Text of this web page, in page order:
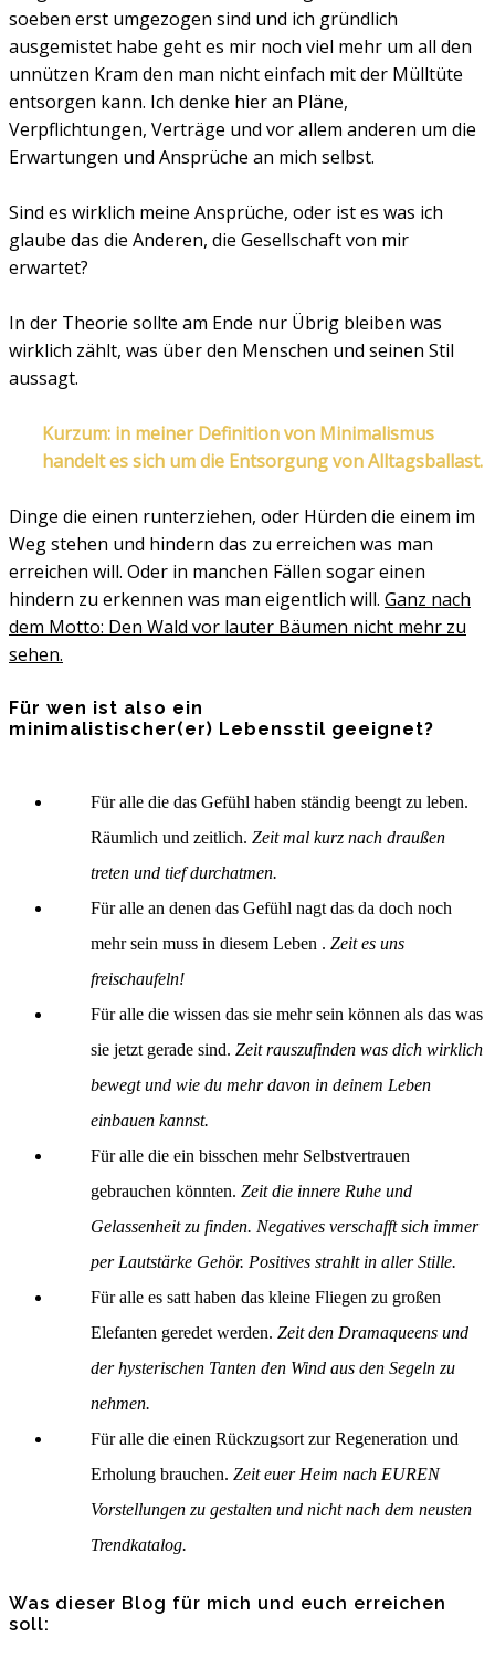
soeben erst umgezogen sind und ich gründlich
ausgemistet habe geht es mir noch viel mehr um all den
unnützen Kram den man nicht einfach mit der Mülltüte
entsorgen kann. Ich denke hier an Pläne,
Verpflichtungen, Verträge und vor allem anderen um die
Erwartungen und Ansprüche an mich selbst.
Sind es wirklich meine Ansprüche, oder ist es was ich
glaube das die Anderen, die Gesellschaft von mir
erwartet?
In der Theorie sollte am Ende nur Übrig bleiben was
wirklich zählt, was über den Menschen und seinen Stil
aussagt.
Kurzum: in meiner Definition von Minimalismus
handelt es sich um die Entsorgung von Alltagsballast.
Dinge die einen runterziehen, oder Hürden die einem im
Weg stehen und hindern das zu erreichen was man
erreichen will. Oder in manchen Fällen sogar einen
hindern zu erkennen was man eigentlich will. Ganz nach
dem Motto: Den Wald vor lauter Bäumen nicht mehr zu
sehen.
Für wen ist also ein
minimalistischer(er) Lebensstil geeignet?
Für alle die das Gefühl haben ständig beengt zu leben.
Räumlich und zeitlich. Zeit mal kurz nach draußen
treten und tief durchatmen.
Für alle an denen das Gefühl nagt das da doch noch
mehr sein muss in diesem Leben . Zeit es uns
freischaufeln!
Für alle die wissen das sie mehr sein können als das was
sie jetzt gerade sind. Zeit rauszufinden was dich wirklich
bewegt und wie du mehr davon in deinem Leben
einbauen kannst.
Für alle die ein bisschen mehr Selbstvertrauen
gebrauchen könnten. Zeit die innere Ruhe und
Gelassenheit zu finden. Negatives verschafft sich immer
per Lautstärke Gehör. Positives strahlt in aller Stille.
Für alle es satt haben das kleine Fliegen zu großen
Elefanten geredet werden. Zeit den Dramaqueens und
der hysterischen Tanten den Wind aus den Segeln zu
nehmen.
Für alle die einen Rückzugsort zur Regeneration und
Erholung brauchen. Zeit euer Heim nach EUREN
Vorstellungen zu gestalten und nicht nach dem neusten
Trendkatalog.
Was dieser Blog für mich und euch erreichen
soll: